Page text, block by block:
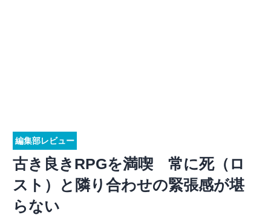
編集部レビュー
古き良きRPGを満喫 常に死（ロ
スト）と隣り合わせの緊張感が堪
らない